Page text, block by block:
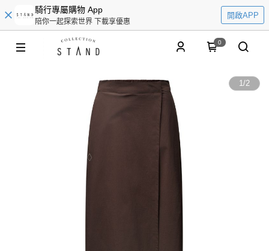
騎行專屬購物 App
陪你一起探索世界 下載享優惠
開啟APP
0
1/2